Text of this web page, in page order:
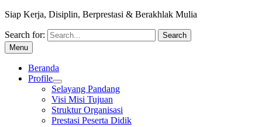
Siap Kerja, Disiplin, Berprestasi & Berakhlak Mulia
Search for:
Menu
Beranda
Profile
Selayang Pandang
Visi Misi Tujuan
Struktur Organisasi
Prestasi Peserta Didik